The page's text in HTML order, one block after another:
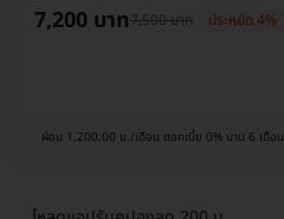
7,200 บาท7,500 บาท ประหยัด 4%
ผ่อน 1,200.00 บ./เดือน ดอกเบี้ย 0% นาน 6 เดือน